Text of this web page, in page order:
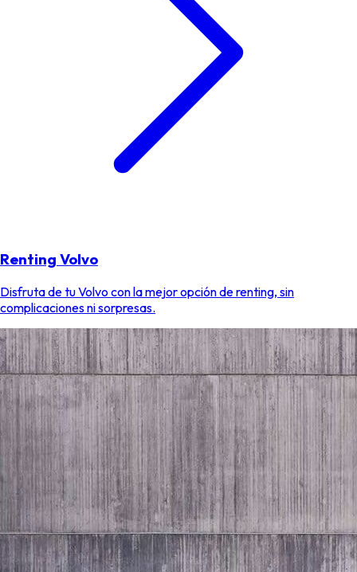
Renting Volvo
Disfruta de tu Volvo con la mejor opción de renting, sin
complicaciones ni sorpresas.